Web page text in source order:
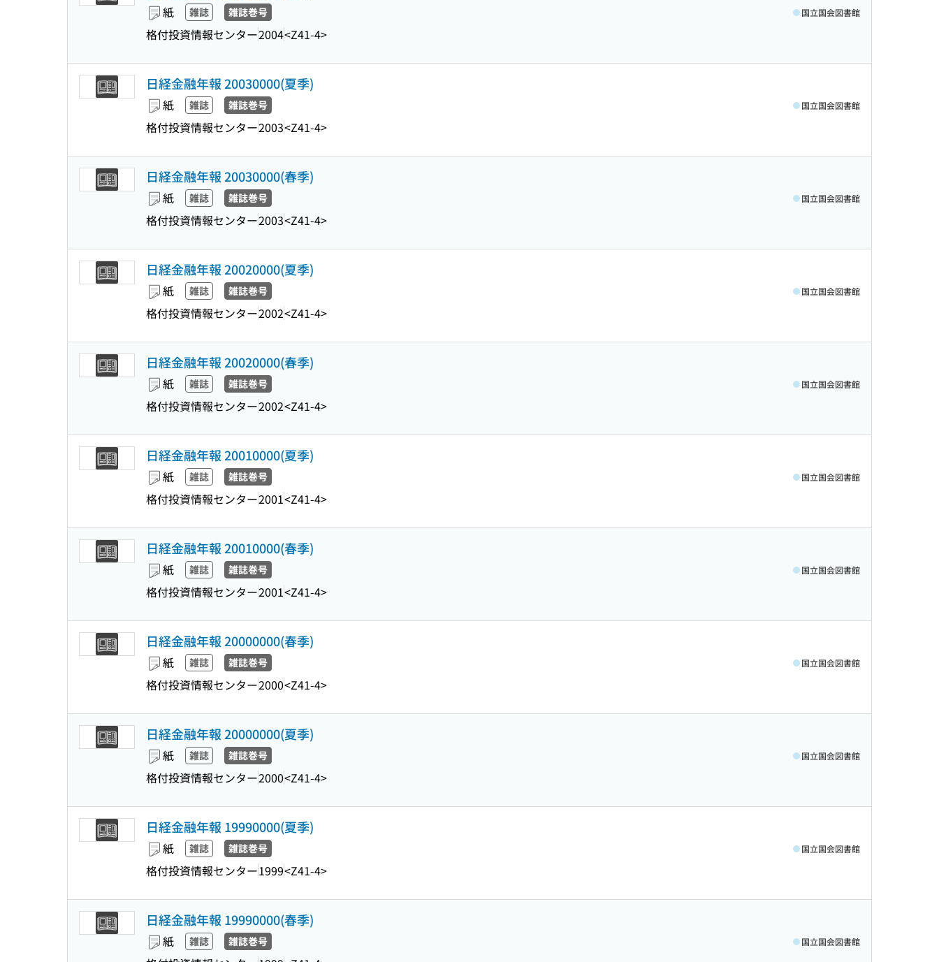
紙 雑誌 雑誌巻号
格付投資情報センター2004<Z41-4>
国立国会図書館
日経金融年報 20030000(夏季)
紙 雑誌 雑誌巻号
格付投資情報センター2003<Z41-4>
国立国会図書館
日経金融年報 20030000(春季)
紙 雑誌 雑誌巻号
格付投資情報センター2003<Z41-4>
国立国会図書館
日経金融年報 20020000(夏季)
紙 雑誌 雑誌巻号
格付投資情報センター2002<Z41-4>
国立国会図書館
日経金融年報 20020000(春季)
紙 雑誌 雑誌巻号
格付投資情報センター2002<Z41-4>
国立国会図書館
日経金融年報 20010000(夏季)
紙 雑誌 雑誌巻号
格付投資情報センター2001<Z41-4>
国立国会図書館
日経金融年報 20010000(春季)
紙 雑誌 雑誌巻号
格付投資情報センター2001<Z41-4>
国立国会図書館
日経金融年報 20000000(春季)
紙 雑誌 雑誌巻号
格付投資情報センター2000<Z41-4>
国立国会図書館
日経金融年報 20000000(夏季)
紙 雑誌 雑誌巻号
格付投資情報センター2000<Z41-4>
国立国会図書館
日経金融年報 19990000(夏季)
紙 雑誌 雑誌巻号
格付投資情報センター1999<Z41-4>
国立国会図書館
日経金融年報 19990000(春季)
紙 雑誌 雑誌巻号 国立国会図書館